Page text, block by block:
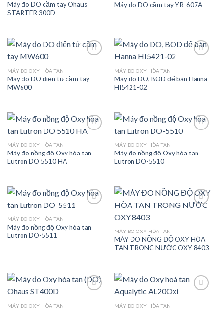
Add to
Máy đo DO cầm tay Ohaus
STARTER 300D
Add to
Máy đo DO cầm tay YR-607A
Add to
MÁY ĐO OXY HÒA TAN
Máy đo DO điện tử cầm tay
MW600
Add to
MÁY ĐO OXY HÒA TAN
Máy đo DO, BOD để bàn Hanna
HI5421-02
Add to
MÁY ĐO OXY HÒA TAN
Máy đo nồng độ Oxy hòa tan
Lutron DO 5510 HA
Add to
MÁY ĐO OXY HÒA TAN
Máy đo nồng độ Oxy hòa tan
Lutron DO-5510
Add to
MÁY ĐO OXY HÒA TAN
Máy đo nồng độ Oxy hòa tan
Lutron DO-5511
wishlist
MÁY ĐO OXY HÒA TAN
MÁY ĐO NỒNG ĐỘ OXY HÒA
TAN TRONG NƯỚC OXY 8403
MÁY ĐO OXY HÒA TAN MÁY ĐO OXY HÒA TAN